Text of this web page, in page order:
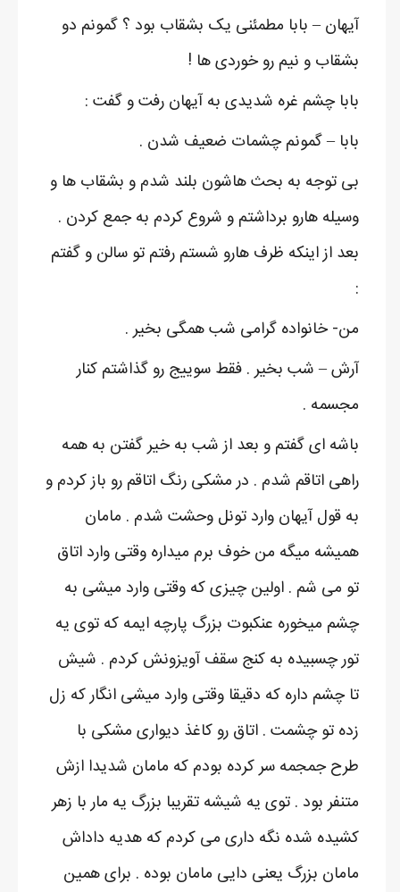
آیهان – بابا مطمئنی یک بشقاب بود ؟ گمونم دو
بشقاب و نیم رو خوردی ها !
بابا چشم غره شدیدی به آیهان رفت و گفت :
بابا – گمونم چشمات ضعیف شدن .
بی توجه به بحث هاشون بلند شدم و بشقاب ها و
وسیله هارو برداشتم و شروع کردم به جمع کردن .
بعد از اینکه ظرف هارو شستم رفتم تو سالن و گفتم
:
من- خانواده گرامی شب همگی بخیر .
آرش – شب بخیر . فقط سوییج رو گذاشتم کنار
مجسمه .
باشه ای گفتم و بعد از شب به خیر گفتن به همه
راهی اتاقم شدم . در مشکی رنگ اتاقم رو باز کردم و
به قول آیهان وارد تونل وحشت شدم . مامان
همیشه میگه من خوف برم میداره وقتی وارد اتاق
تو می شم . اولین چیزی که وقتی وارد میشی به
چشم میخوره عنکبوت بزرگ پارچه ایمه که توی یه
تور چسبیده به کنج سقف آویزونش کردم . شیش
تا چشم داره که دقیقا وقتی وارد میشی انگار که زل
زده تو چشمت . اتاق رو کاغذ دیواری مشکی با
طرح جمجمه سر کرده بودم که مامان شدیدا ازش
متنفر بود . توی یه شیشه تقریبا بزرگ یه مار با زهر
کشیده شده نگه داری می کردم که هدیه داداش
مامان بزرگ یعنی دایی مامان بوده . برای همین